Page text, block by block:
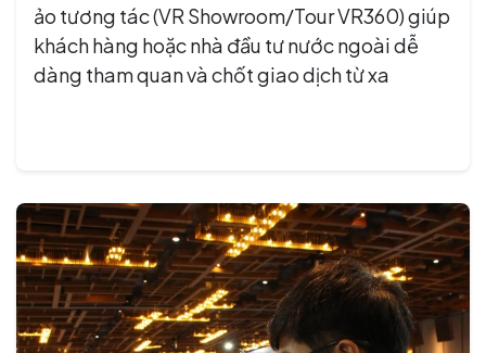
ảo tương tác (VR Showroom/Tour VR360) giúp
khách hàng hoặc nhà đầu tư nước ngoài dễ
dàng tham quan và chốt giao dịch từ xa